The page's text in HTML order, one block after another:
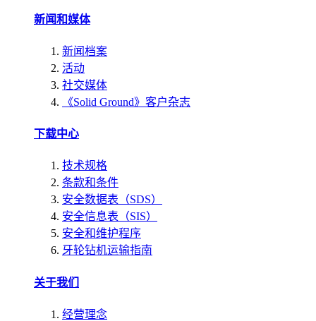
新闻和媒体
新闻档案
活动
社交媒体
《Solid Ground》客户杂志
下载中心
技术规格
条款和条件
安全数据表（SDS）
安全信息表（SIS）
安全和维护程序
牙轮钻机运输指南
关于我们
经营理念